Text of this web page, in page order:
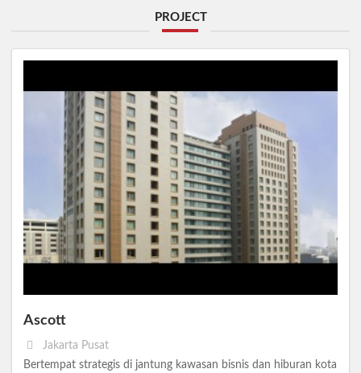
PROJECT
Ascott
Jakarta Pusat
Bertempat strategis di jantung kawasan bisnis dan hiburan kota